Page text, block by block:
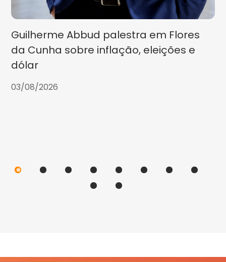
Guilherme Abbud palestra em Flores
da Cunha sobre inflação, eleições e
dólar
03/08/2026